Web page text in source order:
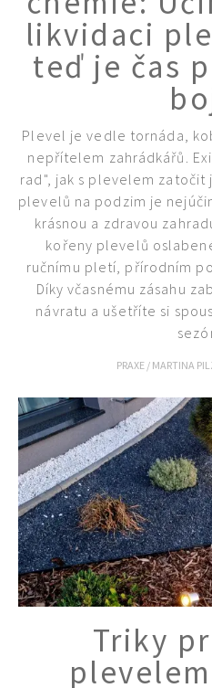
likvidaci
teď je čas
Plevel je vedle tornáda,
nepřítelem zahrádkářů.
rad", jak s plevelem zatočit
plevelů na podzim je
krásnou a zdravou
kořeny plevelů
ručnímu pletí, přírodním
Díky včasnému zásahu
návratu a ušetříte si
PRAXE / MARTINA
Triky